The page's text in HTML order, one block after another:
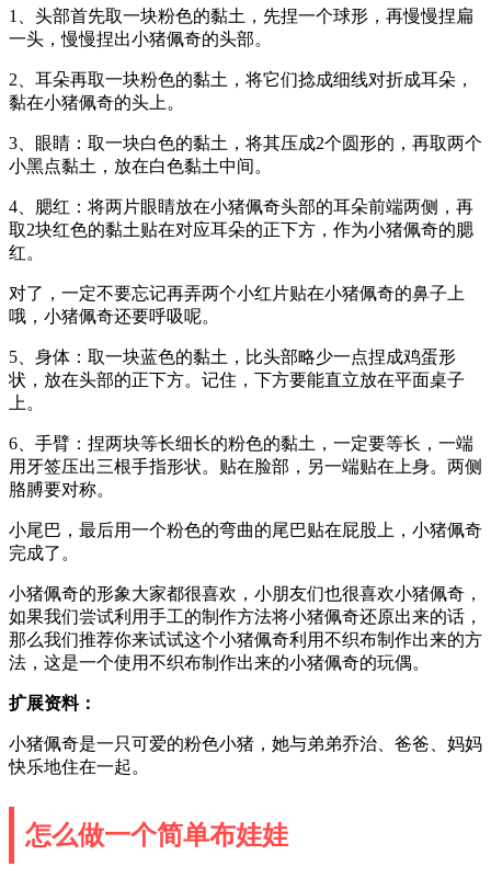
1、头部首先取一块粉色的黏土，先捏一个球形，再慢慢捏扁
一头，慢慢捏出小猪佩奇的头部。
2、耳朵再取一块粉色的黏土，将它们捻成细线对折成耳朵，
黏在小猪佩奇的头上。
3、眼睛：取一块白色的黏土，将其压成2个圆形的，再取两个
小黑点黏土，放在白色黏土中间。
4、腮红：将两片眼睛放在小猪佩奇头部的耳朵前端两侧，再
取2块红色的黏土贴在对应耳朵的正下方，作为小猪佩奇的腮
红。
对了，一定不要忘记再弄两个小红片贴在小猪佩奇的鼻子上
哦，小猪佩奇还要呼吸呢。
5、身体：取一块蓝色的黏土，比头部略少一点捏成鸡蛋形
状，放在头部的正下方。记住，下方要能直立放在平面桌子
上。
6、手臂：捏两块等长细长的粉色的黏土，一定要等长，一端
用牙签压出三根手指形状。贴在脸部，另一端贴在上身。两侧
胳膊要对称。
小尾巴，最后用一个粉色的弯曲的尾巴贴在屁股上，小猪佩奇
完成了。
小猪佩奇的形象大家都很喜欢，小朋友们也很喜欢小猪佩奇，
如果我们尝试利用手工的制作方法将小猪佩奇还原出来的话，
那么我们推荐你来试试这个小猪佩奇利用不织布制作出来的方
法，这是一个使用不织布制作出来的小猪佩奇的玩偶。
扩展资料：
小猪佩奇是一只可爱的粉色小猪，她与弟弟乔治、爸爸、妈妈
快乐地住在一起。
怎么做一个简单布娃娃